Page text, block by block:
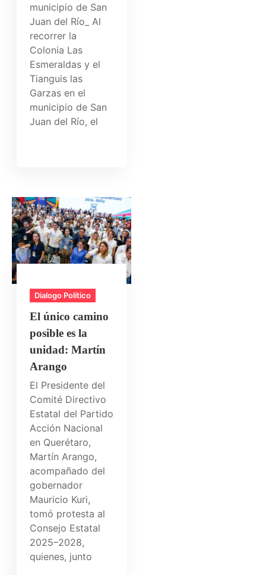
municipio de San
Juan del Río_ Al
recorrer la
Colonia Las
Esmeraldas y el
Tianguis las
Garzas en el
municipio de San
Juan del Río, el
Dialogo Político
El único camino
posible es la
unidad: Martín
Arango
El Presidente del
Comité Directivo
Estatal del Partido
Acción Nacional
en Querétaro,
Martín Arango,
acompañado del
gobernador
Mauricio Kuri,
tomó protesta al
Consejo Estatal
2025–2028,
quienes, junto